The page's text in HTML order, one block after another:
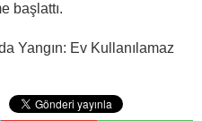
başlattı.
Yangın: Ev Kullanılamaz